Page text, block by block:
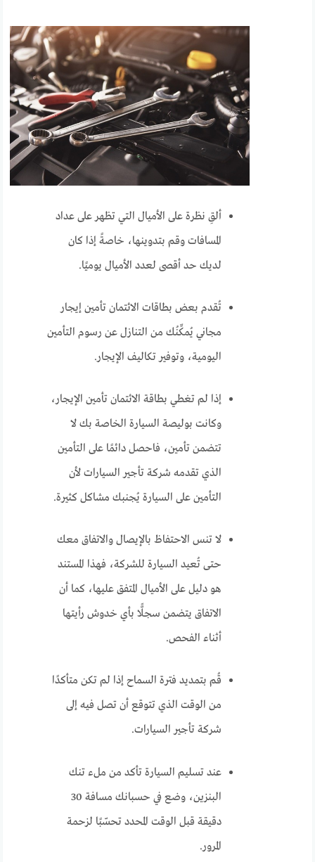
ألقِ نظرة على الأميال التي تظهر على عداد
المسافات وقم بتدوينها، خاصةً إذا كان
لديك حد أقصى لعدد الأميال يوميًا.
تُقدم بعض بطاقات الائتمان تأمين إيجار
مجاني يُمكِّنُك من التنازل عن رسوم التأمين
اليومية، وتوفير تكاليف الإيجار.
إذا لم تغطي بطاقة الائتمان تأمين الإيجار،
وكانت بوليصة السيارة الخاصة بك لا
تتضمن تأمين، فاحصل دائمًا على التأمين
الذي تقدمه شركة تأجير السيارات لأن
التأمين على السيارة يُجنبك مشاكل كثيرة.
لا تنس الاحتفاظ بالإيصال والاتفاق معك
حتى تُعيد السيارة للشركة، فهذا المستند
هو دليل على الأميال المتفق عليها، كما أن
الاتفاق يتضمن سجلًّا بأي خدوش رأيتها
أثناء الفحص.
قُم بتمديد فترة السماح إذا لم تكن متأكدًا
من الوقت الذي تتوقع أن تصل فيه إلى
شركة تأجير السيارات.
عند تسليم السيارة تأكد من ملء تنك
البنزين، وضع في حسبانك مسافة 30
دقيقة قبل الوقت المحدد تحسّبًا لزحمة
المرور.